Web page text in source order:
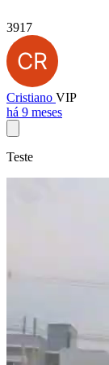
3917
Cristiano VIP
há 9 meses
Teste